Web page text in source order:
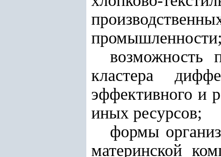
возможность
кластера
эффективного и
иных ресурсов;
формы
материнской